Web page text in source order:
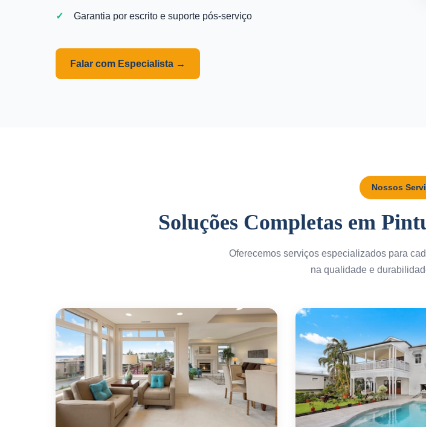
Garantia por escrito e suporte pós-serviço
Falar com Especialista →
Nossos
Soluções Completas em
Oferecemos serviços especializados para
na qualidade e